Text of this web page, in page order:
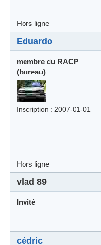
Hors ligne
Eduardo
membre du RACP
(bureau)
Inscription : 2007-01-01
Hors ligne
vlad 89
Invité
cédric